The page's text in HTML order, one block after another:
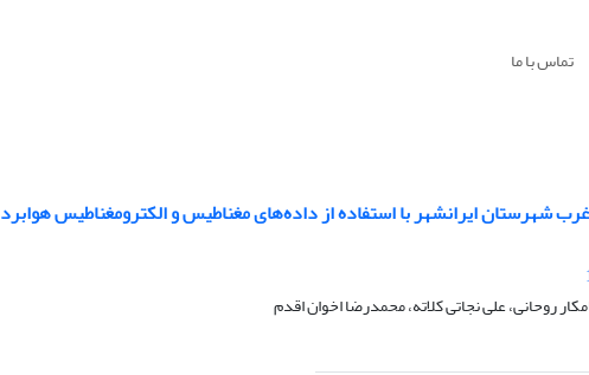
تماس با ما
ایرانشهر با استفاده از داده‌های مغناطیس و الکترومغناطیس هوابرد
روحانی، علی نجاتی کلاته، محمدرضا اخوان اقدم